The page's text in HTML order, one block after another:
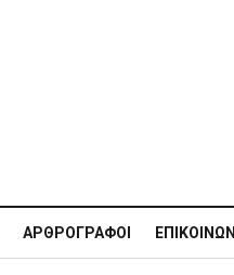
ΑΡΘΡΟΓΡΆΦΟΙ